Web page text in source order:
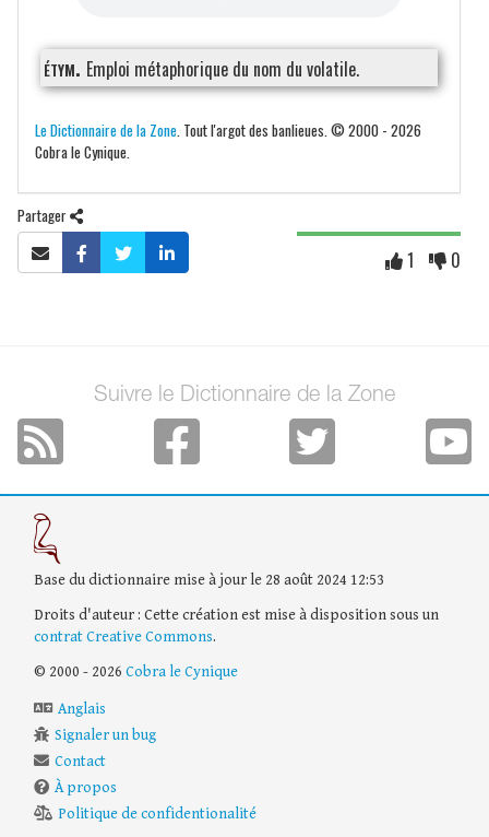
étym. Emploi métaphorique du nom du volatile.
Le Dictionnaire de la Zone . Tout l'argot des banlieues. © 2000 - 2026
Cobra le Cynique.
Partager
1 0
Suivre le Dictionnaire de la Zone
Base du dictionnaire mise à jour le 28 août 2024 12:53
Droits d'auteur : Cette création est mise à disposition sous un
contrat Creative Commons.
© 2000 - 2026 Cobra le Cynique
Anglais
Signaler un bug
Contact
À propos
Politique de confidentionalité